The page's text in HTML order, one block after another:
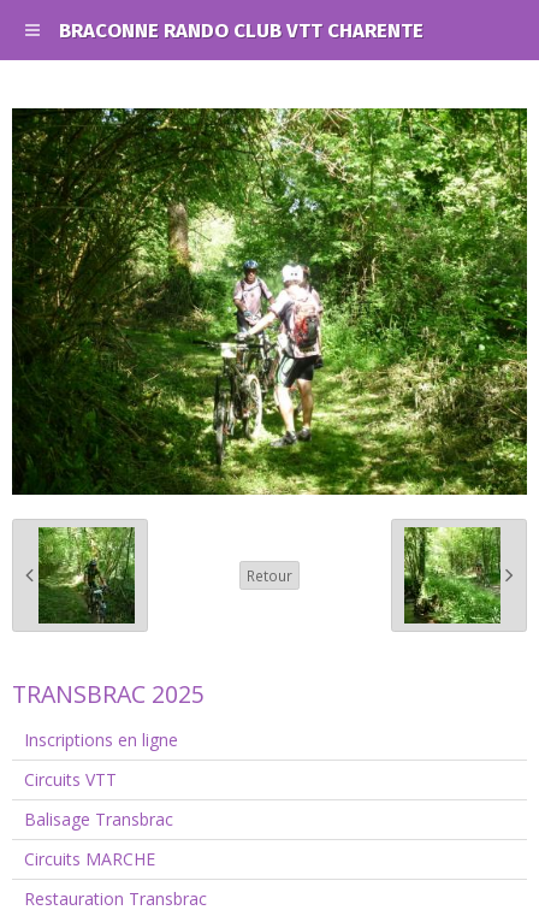
BRACONNE RANDO CLUB VTT CHARENTE
Retour
TRANSBRAC 2025
Inscriptions en ligne
Circuits VTT
Balisage Transbrac
Circuits MARCHE
Restauration Transbrac